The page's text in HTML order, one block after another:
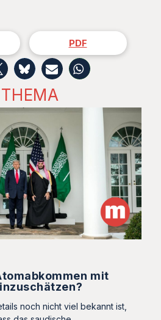
PDF
mit
noch nicht viel bekannt ist,